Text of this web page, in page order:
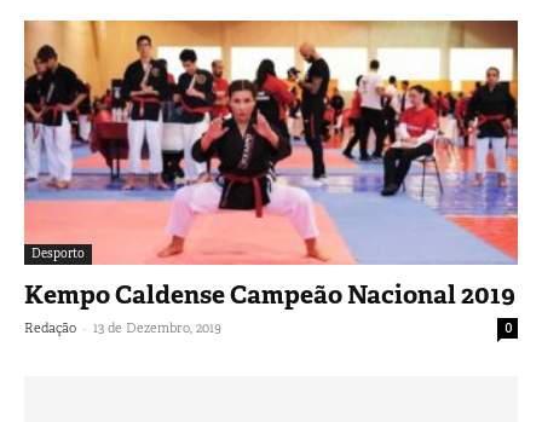
Desporto
Kempo Caldense Campeão Nacional 2019
Redação - 13 de Dezembro, 2019 0